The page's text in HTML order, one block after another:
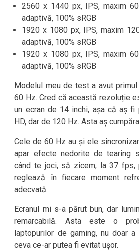
2560 x 1440 px, IPS, maxim
adaptivă, 100% sRGB
1920 x 1080 px, IPS, maxim
adaptivă, 100% sRGB
1920 x 1080 px, IPS, maxim
adaptivă, 100% sRGB
Modelul meu de test a avut
60 Hz. Cred că această rezoluție
un ecran de 14 inchi, așa că aș fi
HD, dar de 120 Hz. Asta aș
Cele de 60 Hz au și ele
apar efecte nedorite de tearing
când te joci, să zicem, la 37 fps,
reglează în fiecare moment
adecvată.
Ecranul mi s-a părut bun, dar
remarcabilă. Asta este o
laptopurilor de gaming, nu doar
ceva ce-ar putea fi evitat ușor.